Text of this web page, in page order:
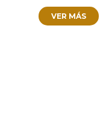
VER MÁS